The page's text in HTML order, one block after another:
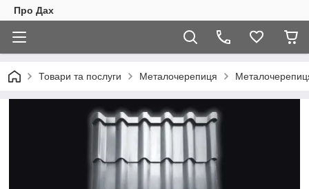
Про Дах
Товари та послуги Металочерепиця